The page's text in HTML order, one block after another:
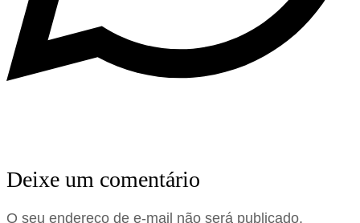
Deixe um comentário
O seu endereço de e-mail não será publicado.